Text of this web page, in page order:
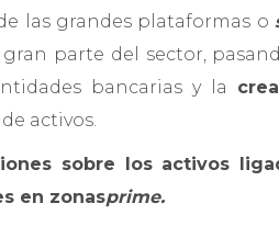
las grandes plataformas o
parte del sector,
bancarias y la
activos.
sobre los activos
en zonasprime.